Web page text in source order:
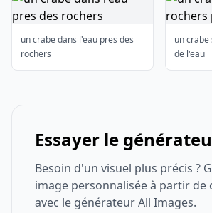
un crabe dans l'eau pres des
rochers
un crabe
de l'eau
Essayer le
Besoin d'un visuel plus précis ?
image personnalisée à partir de
avec le générateur All Images.